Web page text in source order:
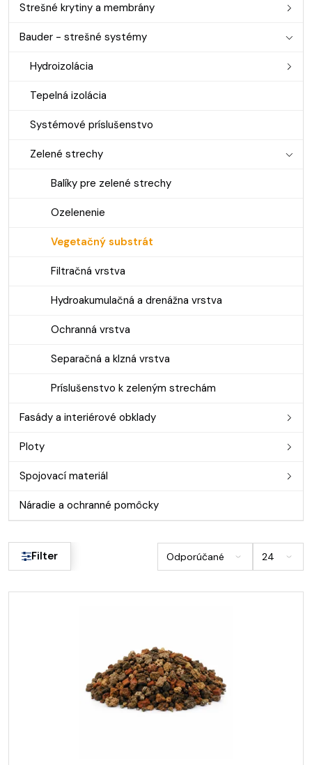
Strešné krytiny a membrány
Bauder - strešné systémy
Hydroizolácia
Tepelná izolácia
Systémové príslušenstvo
Zelené strechy
Balíky pre zelené strechy
Ozelenenie
Vegetačný substrát
Filtračná vrstva
Hydroakumulačná a drenážna vrstva
Ochranná vrstva
Separačná a klzná vrstva
Príslušenstvo k zeleným strechám
Fasády a interiérové obklady
Ploty
Spojovací materiál
Náradie a ochranné pomôcky
Filter